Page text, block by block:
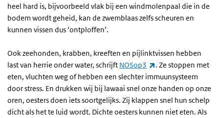
heel hard is, bijvoorbeeld vlak bij een windmolenpaal die in de
bodem wordt geheid, kan de zwemblaas zelfs scheuren en
kunnen vissen dus ‘ontploffen’.
Ook zeehonden, krabben, kreeften en pijlinktvissen hebben
last van herrie onder water, schrijft NOSop3 (externe link)
. Ze stoppen met
eten, vluchten weg of hebben een slechter immuunsysteem
door stress. En drukken wij bij lawaai snel onze handen op onze
oren, oesters doen iets soortgelijks. Zij klappen snel hun schelp
dicht als het te luid wordt. Dichte oesters kunnen niet eten. Als